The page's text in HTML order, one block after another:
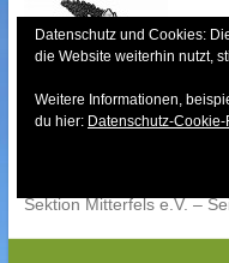
content
Bayerischer
Sektion Mitterfels e.V. –
Datenschutz und Cookies:
die Website weiterhin nutzt,
Weitere Informationen,
du hier: Datenschutz-